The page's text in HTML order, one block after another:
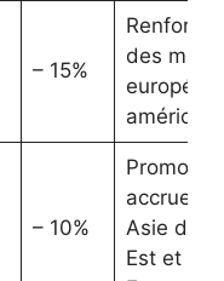
– 15%
des
– 10%
Promotion
accrue en
Asie du
Est et en